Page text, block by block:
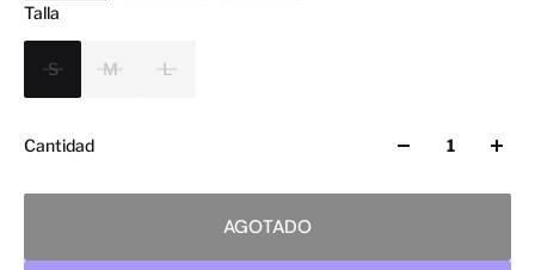
Talla
S M L
Cantidad
AGOTADO